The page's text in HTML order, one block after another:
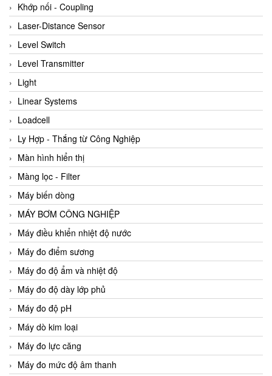
Khớp nối - Coupling
Laser-Distance Sensor
Level Switch
Level Transmitter
Light
Linear Systems
Loadcell
Ly Hợp - Thắng từ Công Nghiệp
Màn hình hiển thị
Màng lọc - Filter
Máy biến dòng
MÁY BƠM CÔNG NGHIỆP
Máy điều khiển nhiệt độ nước
Máy đo điểm sương
Máy đo độ ẩm và nhiệt độ
Máy đo độ dày lớp phủ
Máy đo độ pH
Máy dò kim loại
Máy đo lực căng
Máy đo mức độ âm thanh